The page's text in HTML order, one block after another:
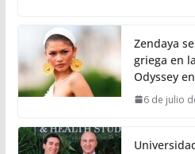
Zendaya
griega en
Odyssey
6 de julio